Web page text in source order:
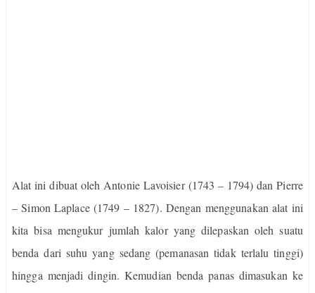
Alat ini dibuat oleh Antonie Lavoisier (1743 – 1794) dan Pierre
– Simon Laplace (1749 – 1827). Dengan menggunakan alat ini
kita bisa mengukur jumlah kalor yang dilepaskan oleh suatu
benda dari suhu yang sedang (pemanasan tidak terlalu tinggi)
hingga menjadi dingin. Kemudian benda panas dimasukan ke